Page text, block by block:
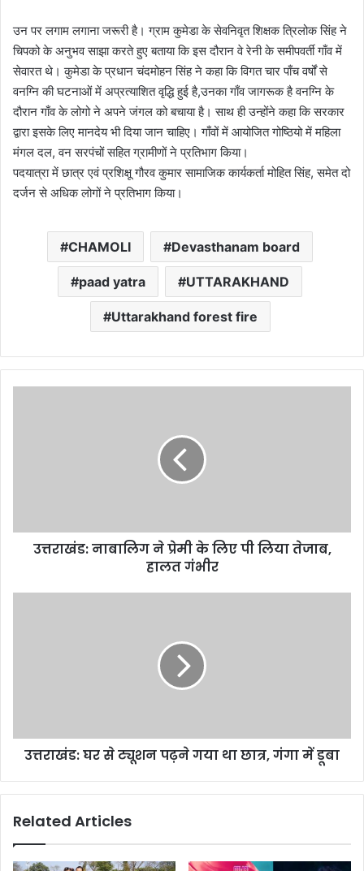
उन पर लगाम लगाना जरूरी है। ग्राम कुमेडा के सेवनिवृत शिक्षक त्रिलोक सिंह ने
चिपको के अनुभव साझा करते हुए बताया कि इस दौरान वे रेनी के समीपवर्ती गाँव में
सेवारत थे। कुमेडा के प्रधान चंदमोहन सिंह ने कहा कि विगत चार पाँच वर्षों से
वनग्नि की घटनाओं में अप्रत्याशित वृद्धि हुई है,उनका गाँव जागरूक है वनग्नि के
दौरान गाँव के लोगो ने अपने जंगल को बचाया है। साथ ही उन्होंने कहा कि सरकार
द्वारा इसके लिए मानदेय भी दिया जान चाहिए। गाँवों में आयोजित गोष्ठियो में महिला
मंगल दल, वन सरपंचों सहित ग्रामीणों ने प्रतिभाग किया।
पदयात्रा में छात्र एवं प्रशिक्षू गौरव कुमार सामाजिक कार्यकर्ता मोहित सिंह, समेत दो
दर्जन से अधिक लोगों ने प्रतिभाग किया।
CHAMOLI Devasthanam board
paad yatra UTTARAKHAND
Uttarakhand forest fire
तेजाब,
उत्तराखंड: नाबालिग ने प्रेमी के लिए पी लिया तेजाब,
हालत गंभीर
गंगा
उत्तराखंड: घर से ट्यूशन पढ़ने गया था छात्र, गंगा में डूबा
Related Articles